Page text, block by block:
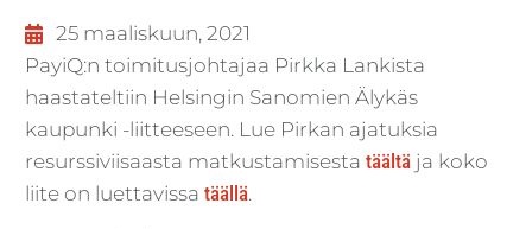
25 maaliskuun, 2021
PayiQ:n toimitusjohtajaa Pirkka Lankista
haastateltiin Helsingin Sanomien Älykäs
kaupunki -liitteeseen. Lue Pirkan ajatuksia
resurssiviisaasta matkustamisesta täältäja koko
liite on luettavissa täällä.